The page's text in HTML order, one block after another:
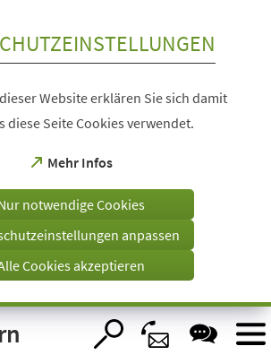
Website erklären Sie sich damit
diese Seite Cookies verwendet.
Mehr Infos
(Öffnet
einem
Tab)
notwendige Cookies
anpassen
Cookies akzeptieren